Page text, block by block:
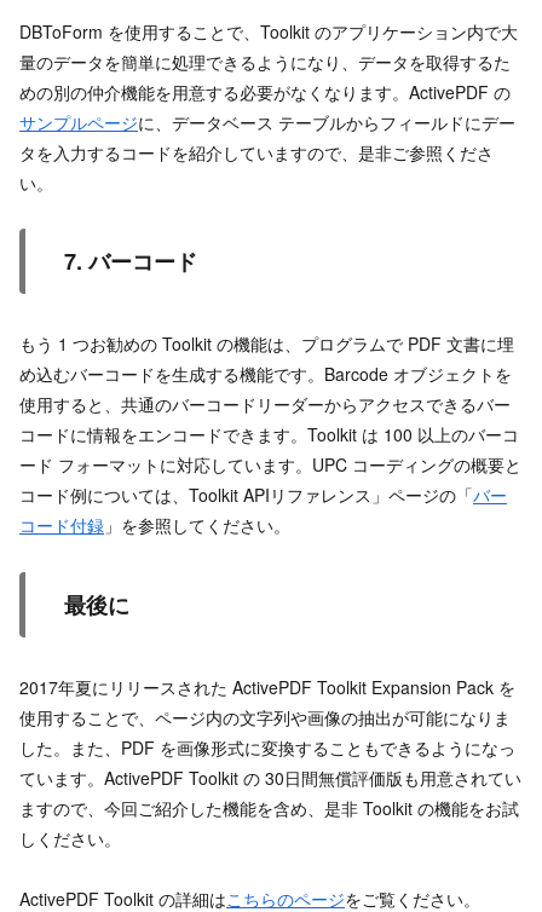
DBToForm を使用することで、Toolkit のアプリケーション内で大
量のデータを簡単に処理できるようになり、データを取得するた
めの別の仲介機能を用意する必要がなくなります。ActivePDF の
サンプルページに、データベース テーブルからフィールドにデー
タを入力するコードを紹介していますので、是非ご参照くださ
い。
7. バーコード
もう 1 つお勧めの Toolkit の機能は、プログラムで PDF 文書に埋
め込むバーコードを生成する機能です。Barcode オブジェクトを
使用すると、共通のバーコードリーダーからアクセスできるバー
コードに情報をエンコードできます。Toolkit は 100 以上のバーコ
ード フォーマットに対応しています。UPC コーディングの概要と
コード例については、Toolkit APIリファレンス」ページの「バー
コード付録 」を参照してください。
最後に
2017年夏にリリースされた ActivePDF Toolkit Expansion Pack を
使用することで、ページ内の文字列や画像の抽出が可能になりま
した。また、PDF を画像形式に変換することもできるようになっ
ています。ActivePDF Toolkit の 30日間無償評価版も用意されてい
ますので、今回ご紹介した機能を含め、是非 Toolkit の機能をお試
しください。
ActivePDF Toolkit の詳細はこちらのページをご覧ください。